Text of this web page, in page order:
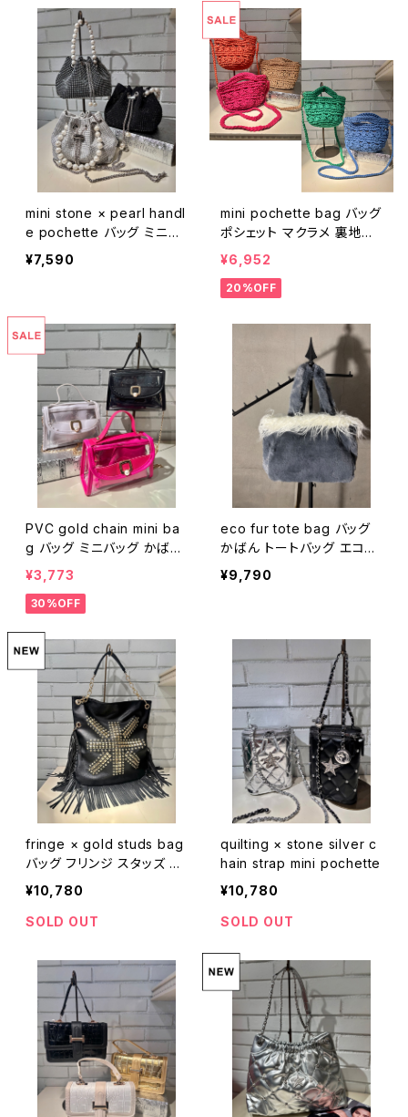
mini stone × pearl handl
e pochette バッグ ミニバ
ッグ ポシェット キラキラ ス
トーン パール 巾着 シルバ
¥7,590
mini pochette bag バッグ
ポシェット マクラメ 裏地付
き
¥6,952
20%OFF
PVC gold chain mini ba
g バッグ ミニバッグ かばん
ポーチ ビニール ゴールド
チェーン
¥3,773
30%OFF
eco fur tote bag バッグ
かばん トートバッグ エコフ
ァー バイカラー 大容量 ふ
わふわ
¥9,790
fringe × gold studs bag
バッグ フリンジ スタッズ ゴ
ールド 合成皮革 黒 ブラッ
¥10,780
SOLD OUT
quilting × stone silver c
hain strap mini pochette
¥10,780
SOLD OUT